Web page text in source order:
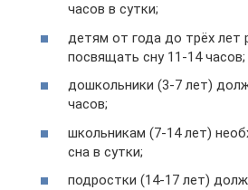
часов в сутки;
детям от года до трёх лет
посвящать сну 11-14 часов;
дошкольники (3-7 лет)
часов;
школьникам (7-14 лет)
сна в сутки;
подростки (14-17 лет)